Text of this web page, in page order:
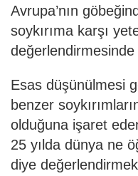
Avrupa’nın
soykırıma karşı
değerlendirmesinde
Esas düşünülmesi
benzer
olduğuna işaret
25 yılda dünya ne
diye